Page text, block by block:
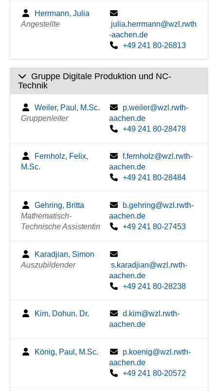
Herrmann, Julia
Angestellte
julia.herrmann@wzl.rwth
-aachen.de
+49 241 80-26813
Gruppe Digitale Produktion und NC-
Technik
Weiler, Paul, M.Sc.
Gruppenleiter
p.weiler@wzl.rwth-
aachen.de
+49 241 80-28478
Fernholz, Felix,
M.Sc.
f.fernholz@wzl.rwth-
aachen.de
+49 241 80-28484
Gehring, Britta
Mathematisch-
Technische Assistentin
b.gehring@wzl.rwth-
aachen.de
+49 241 80-27453
Karadjian, Simon
Auszubildender
s.karadjian@wzl.rwth-
aachen.de
+49 241 80-28238
Kim, Dohun, Dr.
d.kim@wzl.rwth-
aachen.de
König, Paul, M.Sc.
p.koenig@wzl.rwth-
aachen.de
+49 241 80-20572